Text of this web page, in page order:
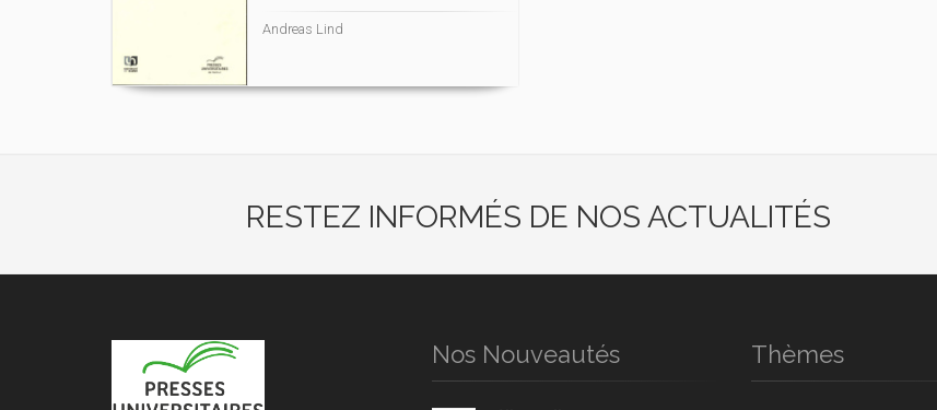
Andreas Lind
RESTEZ INFORMÉS DE NOS ACTUALITÉS
Nos Nouveautés Thèmes